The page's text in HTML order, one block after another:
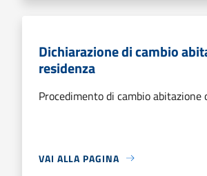
Dichiarazione di cambio
residenza
Procedimento di cambio abitazione
VAI ALLA PAGINA